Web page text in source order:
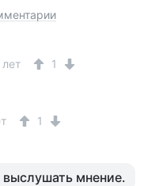
1
1
мнение.